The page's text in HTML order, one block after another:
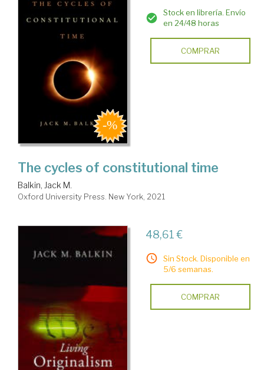
Stock en librería. Envío
en 24/48 horas
COMPRAR
The cycles of constitutional time
Balkin, Jack M.
Oxford University Press. New York, 2021
48,61 €
Sin Stock. Disponible en
5/6 semanas.
COMPRAR